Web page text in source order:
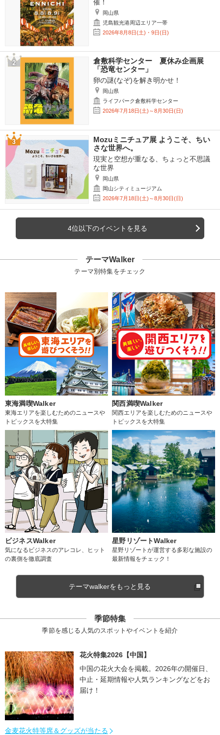
催！
岡山県
児島観光港周辺エリア一帯
2026年8月8日(土)・9日(日)
倉敷科学センター 夏休み企画展
「恐竜センター」
卵の謎(なぞ)を解き明かせ！
岡山県
ライフパーク倉敷科学センター
2026年7月18日(土)～8月30日(日)
Mozuミニチュア展 ようこそ、ちい
さな世界へ。
現実と空想が重なる、ちょっと不思議
な世界
岡山県
岡山シティミュージアム
2026年7月18日(土)～8月30日(日)
4位以下のイベントを見る
テーマWalker
テーマ別特集をチェック
東海満喫Walker
東海エリアを楽しむためのニュースや
トピックスを大特集
関西満喫Walker
関西エリアを楽しむためのニュースや
トピックスを大特集
ビジネスWalker
気になるビジネスのアレコレ、ヒット
の裏側を徹底調査
星野リゾートWalker
星野リゾートが運営する多彩な施設の
最新情報をチェック！
テーマwalkerをもっと見る
季節特集
季節を感じる人気のスポットやイベントを紹介
花火特集2026【中国】
中国の花火大会を掲載。2026年の開催日、
中止・延期情報や人気ランキングなどをお
届け！
金麦花火特等席＆グッズが当たる